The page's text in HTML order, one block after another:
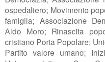
ospedaliero; Movimento
famiglia; Associazione
Aldo Moro; Rinascita
cristiano Porta Popolare;
Partito valore umano;